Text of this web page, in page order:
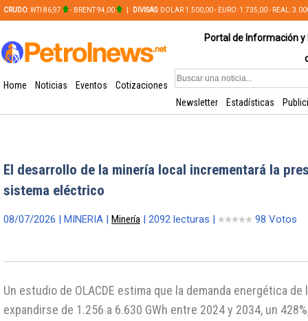
CRUDO: WTI 86,97 - BRENT 94,00 DIVISAS: DOLAR 1.500,00 - EURO: 1.735,00 - REAL:
Portal de Información
Home Noticias Eventos
Cotizaciones
Newsletter
Estadísticas
El desarrollo de la minería local incrementará la
sistema eléctrico
08/07/2026 | MINERIA | Minería | 2092 lecturas | 98 Votos
Un estudio de OLACDE estima que la demanda energética de
expandirse de 1.256 a 6.630 GWh entre 2024 y 2034, un